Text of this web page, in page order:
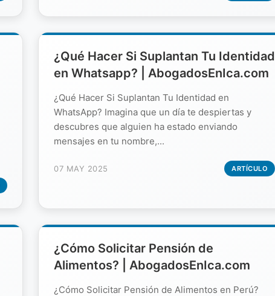
¿Qué Hacer Si Suplantan Tu Identidad
en Whatsapp? | AbogadosEnIca.com
¿Qué Hacer Si Suplantan Tu Identidad en
WhatsApp? Imagina que un día te despiertas y
descubres que alguien ha estado enviando
mensajes en tu nombre,...
07 MAY 2025 ARTÍCULO
¿Cómo Solicitar Pensión de
Alimentos? | AbogadosEnIca.com
¿Cómo Solicitar Pensión de Alimentos en Perú?